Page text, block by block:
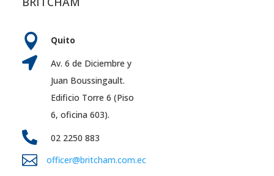
 Quito

Av. 6 de Diciembre y
Juan Boussingault.
Edificio Torre 6 (Piso
6, oficina 603).
 02 2250 883

officer@britcham.com.ec